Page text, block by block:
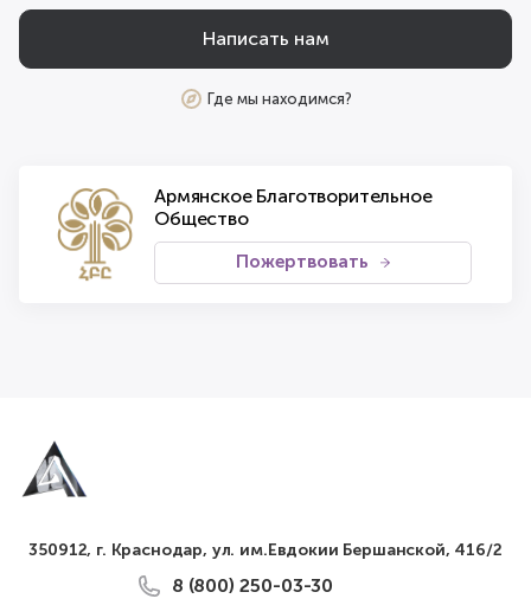
Написать нам
Где мы находимся?
Армянское Благотворительное
Общество
Пожертвовать
350912, г. Краснодар, ул. им.Евдокии Бершанской, 416/2
8 (800) 250-03-30